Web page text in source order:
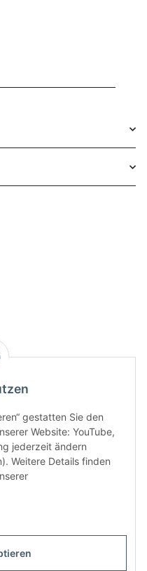
Ladengeschäft in Hütten:
gestatten Sie den
Website: YouTube,
jederzeit ändern
Weitere Details finden